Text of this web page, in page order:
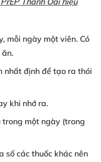
mỗi ngày một viên. Có
nhất định để tạo ra thói
khi nhớ ra.
trong một ngày (trong
số các thuốc khác nên